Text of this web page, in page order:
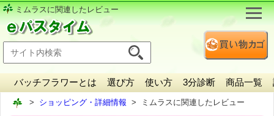
ミムラスに関連したレビュー
バッチフラワーとは 選び方 使い方 3分診断 商品一覧
ショッピング・詳細情報 ミムラスに関連したレビュー